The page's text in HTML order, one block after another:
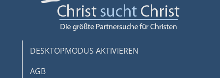
DESKTOPMODUS AKTIVIEREN
AGB